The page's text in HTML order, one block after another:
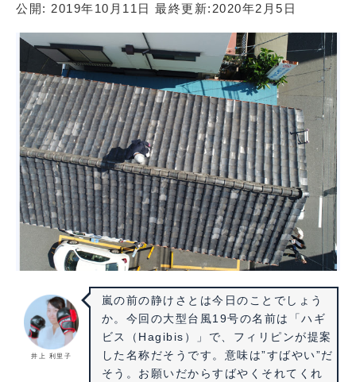
公開: 2019年10月11日 最終更新: 2020年2月5日
井上 利里子
嵐の前の静けさとは今日のことでしょう
か。今回の大型台風19号の名前は「ハギ
ビス（Hagibis）」で、フィリピンが提案
した名称だそうです。意味は”すばやい”だ
そう。お願いだからすばやくそれてくれ